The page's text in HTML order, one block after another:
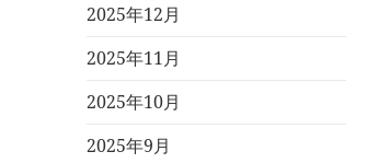
2025年12月
2025年11月
2025年10月
2025年9月